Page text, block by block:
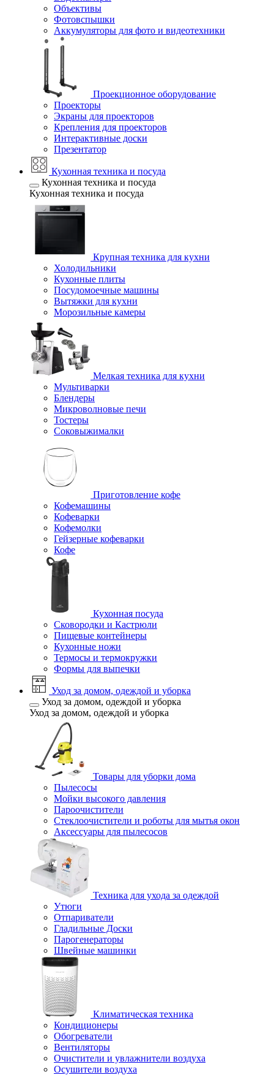
Объективы
Фотовспышки
Аккумуляторы для фото и видеотехники
Проекционное оборудование
Проекторы
Экраны для проекторов
Крепления для проекторов
Интерактивные доски
Презентатор
Кухонная техника и посуда
Кухонная техника и посуда
Кухонная техника и посуда
Крупная техника для кухни
Холодильники
Кухонные плиты
Посудомоечные машины
Вытяжки для кухни
Морозильные камеры
Мелкая техника для кухни
Мультиварки
Блендеры
Микроволновые печи
Тостеры
Соковыжималки
Приготовление кофе
Кофемашины
Кофеварки
Кофемолки
Гейзерные кофеварки
Кофе
Кухонная посуда
Сковородки и Кастрюли
Пищевые контейнеры
Кухонные ножи
Термосы и термокружки
Формы для выпечки
Уход за домом, одеждой и уборка
Уход за домом, одеждой и уборка
Уход за домом, одеждой и уборка
Товары для уборки дома
Пылесосы
Мойки высокого давления
Пароочистители
Стеклоочистители и роботы для мытья окон
Аксессуары для пылесосов
Техника для ухода за одеждой
Утюги
Отпариватели
Гладильные Доски
Парогенераторы
Швейные машинки
Климатическая техника
Кондиционеры
Обогреватели
Вентиляторы
Очистители и увлажнители воздуха
Осушители воздуха